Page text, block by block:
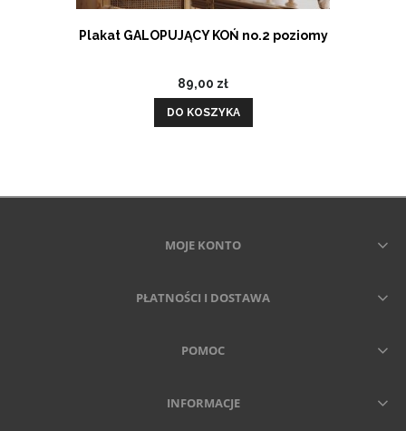
Plakat GALOPUJĄCY KOŃ no.2 poziomy
89,00 zł
DO KOSZYKA
MOJE KONTO
PŁATNOŚCI I DOSTAWA
POMOC
INFORMACJE